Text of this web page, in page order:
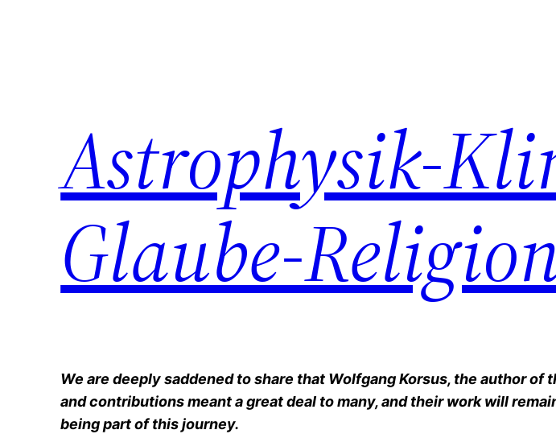
Astrophysik-
Glaube-
We are deeply saddened to share that Wolfgang Korsus, the author of
and contributions meant a great deal to many, and their work will
being part of this journey.